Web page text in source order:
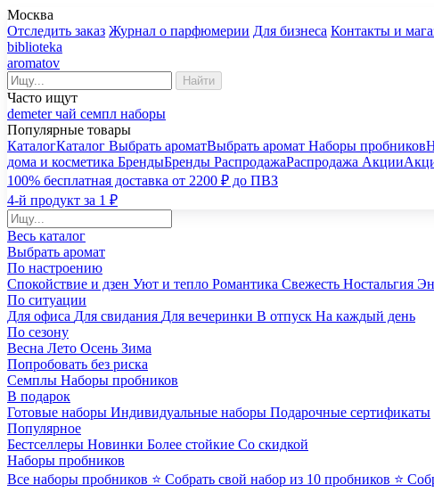
Москва
Отследить заказ Журнал о парфюмерии Для бизнеса Контакты и
biblioteka
aromatov
Найти
Часто ищут
demeterчай семпл наборы
Популярные товары
КаталогКаталог Выбрать ароматВыбрать аромат Наборы пробников
дома и косметика БрендыБренды РаспродажаРаспродажа Акции
100% бесплатная доставка от 2200 ₽ до ПВЗ
4-й продукт за 1 ₽
Весь каталог
Выбрать аромат
По настроению
Спокойствие и дзен Уют и тепло Романтика Свежесть Ностальгия
По ситуации
Для офиса Для свидания Для вечеринки В отпуск На каждый день
По сезону
Весна Лето Осень Зима
Попробовать без риска
Семплы Наборы пробников
В подарок
Готовые наборы Индивидуальные наборы Подарочные сертификаты
Популярное
Бестселлеры Новинки Более стойкие Со скидкой
Наборы пробников
Все наборы пробников ⭐ Собрать свой набор из 10 пробников ⭐